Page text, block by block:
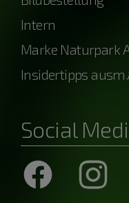
Intern
Marke Naturpark
Insidertipps
Social